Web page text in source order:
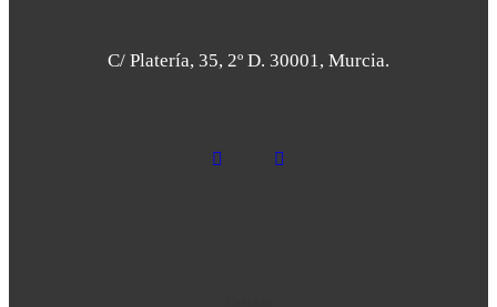
C/ Platería, 35, 2º D. 30001, Murcia.